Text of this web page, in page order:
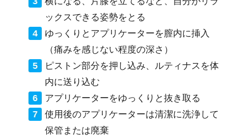
ックスできる姿勢をとる
ゆっくりとアプリケーターを膣内に挿入
（痛みを感じない程度の深さ）
ピストン部分を押し込み、ルティナスを体
内に送り込む
アプリケーターをゆっくりと抜き取る
使用後のアプリケーターは清潔に洗浄して
保管または廃棄